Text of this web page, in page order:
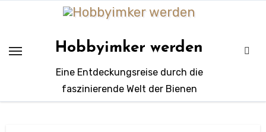
Hobbyimker werden
Eine Entdeckungsreise durch die
faszinierende Welt der Bienen